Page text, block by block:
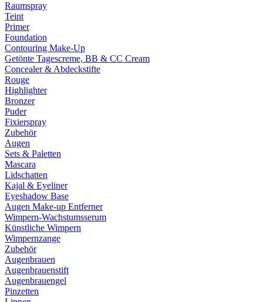
Raumspray
Teint
Primer
Foundation
Contouring Make-Up
Getönte Tagescreme, BB & CC Cream
Concealer & Abdeckstifte
Rouge
Highlighter
Bronzer
Puder
Fixierspray
Zubehör
Augen
Sets & Paletten
Mascara
Lidschatten
Kajal & Eyeliner
Eyeshadow Base
Augen Make-up Entferner
Wimpern-Wachstumsserum
Künstliche Wimpern
Wimpernzange
Zubehör
Augenbrauen
Augenbrauenstift
Augenbrauengel
Pinzetten